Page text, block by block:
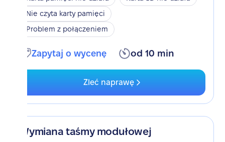
Nie czyta karty pamięci
Problem z połączeniem
Zapytaj o wycenę od 10 min
Zleć naprawę
Wymiana taśmy modułowej